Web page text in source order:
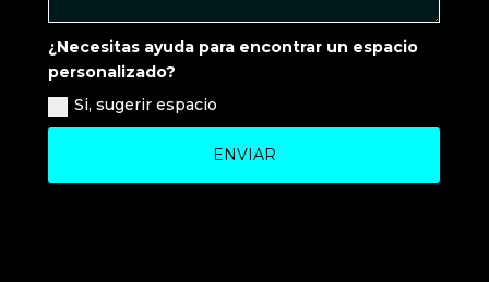
¿Necesitas ayuda para encontrar un espacio
personalizado?
Si, sugerir espacio
ENVIAR